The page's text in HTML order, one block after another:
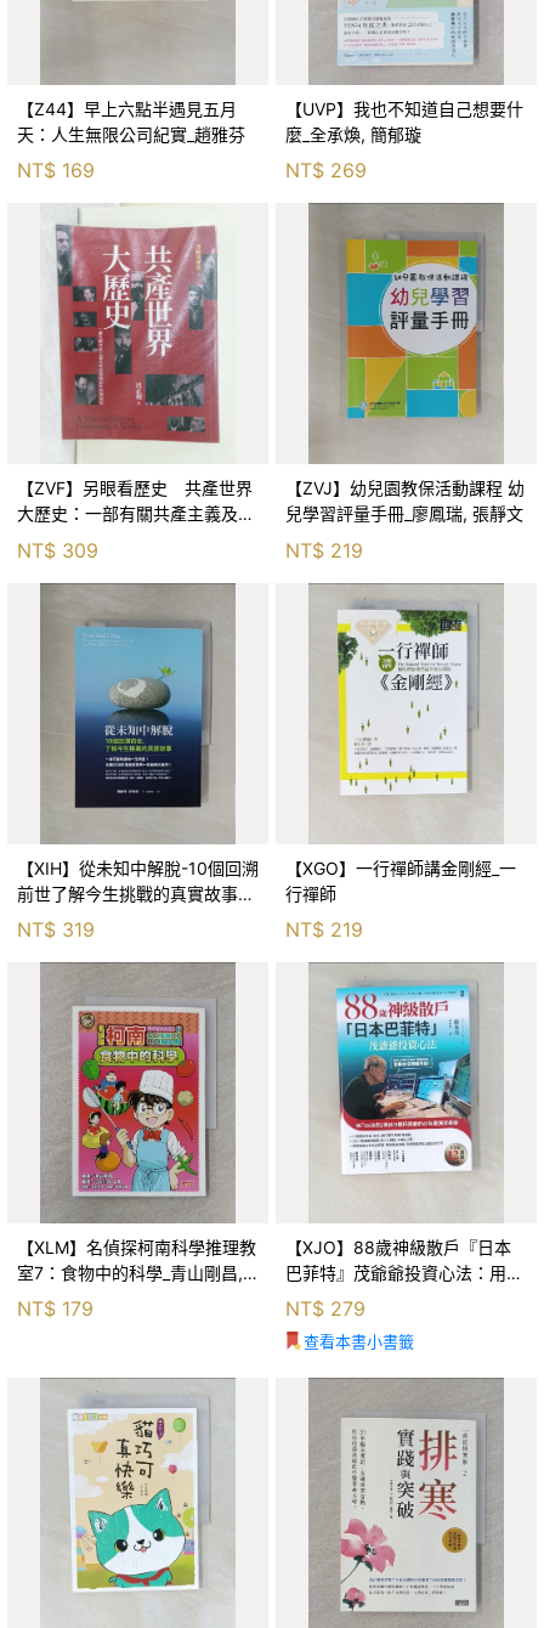
【Z44】早上六點半遇見五月
天：人生無限公司紀實_趙雅芬
NT$ 169
【UVP】我也不知道自己想要什
麼_全承煥, 簡郁璇
NT$ 269
【ZVF】另眼看歷史 共產世界
大歷史：一部有關共產主義及共
產黨兩百年的興衰史_呂正理
NT$ 309
【ZVJ】幼兒園教保活動課程 幼
兒學習評量手冊_廖鳳瑞, 張靜文
NT$ 219
【XIH】從未知中解脫-10個回溯
前世了解今生挑戰的真實故事_
羅伯特．舒
NT$ 319
【XGO】一行禪師講金剛經_一
行禪師
NT$ 219
【XLM】名偵探柯南科學推理教
室7：食物中的科學_青山剛昌,
NT$ 179
【XJO】88歲神級散戶『日本
巴菲特』茂爺爺投資心法：用
「126法則」滾出18億円資產的
69年股海交易術_藤本茂, 賴惠
鈴
NT$ 279
查看本書小書籤